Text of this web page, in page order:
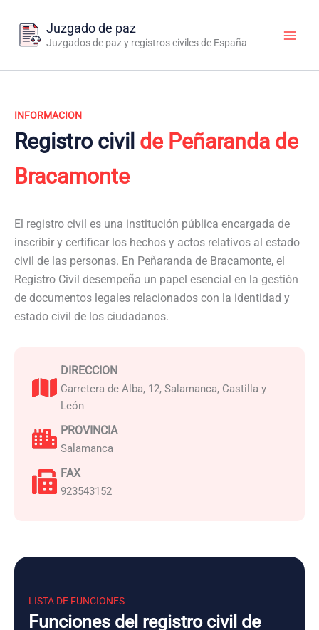
contenido
Juzgado de paz
Juzgados de paz y registros civiles de España
INFORMACION
Registro civil de Peñaranda de
Bracamonte
El registro civil es una institución pública encargada de
inscribir y certificar los hechos y actos relativos al estado
civil de las personas. En Peñaranda de Bracamonte, el
Registro Civil desempeña un papel esencial en la gestión
de documentos legales relacionados con la identidad y
estado civil de los ciudadanos.
DIRECCION
Carretera de Alba, 12, Salamanca, Castilla y
León
PROVINCIA
Salamanca
FAX
923543152
LISTA DE FUNCIONES
Funciones del registro civil de